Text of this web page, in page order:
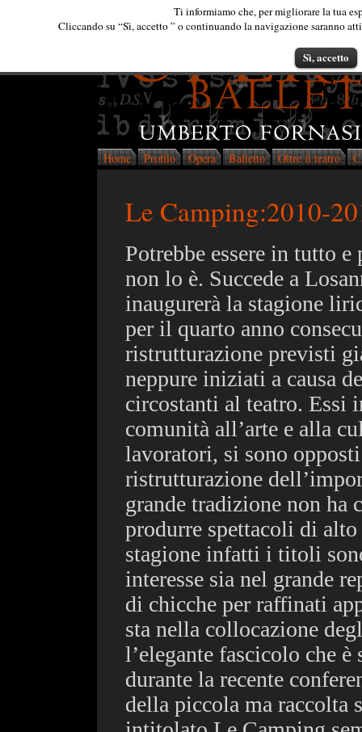
Ti informiamo che, per migliorare la tua
Cliccando su “Sì, accetto ” o continuando la navigazione saranno
Sì, accetto
Home Profilo Opera Balletto Oltre il teatro
Le Camping:2010-
Potrebbe essere in tutto
non lo è. Succede a
inaugurerà la stagione
per il quarto anno
ristrutturazione previsti
neppure iniziati a causa
circostanti al teatro. Essi
comunità all’arte e alla
lavoratori, si sono
ristrutturazione
grande tradizione non ha
produrre spettacoli di
stagione infatti i titoli
interesse sia nel grande
di chicche per raffinati
sta nella collocazione
l’elegante fascicolo che
durante la recente
della piccola ma raccolta